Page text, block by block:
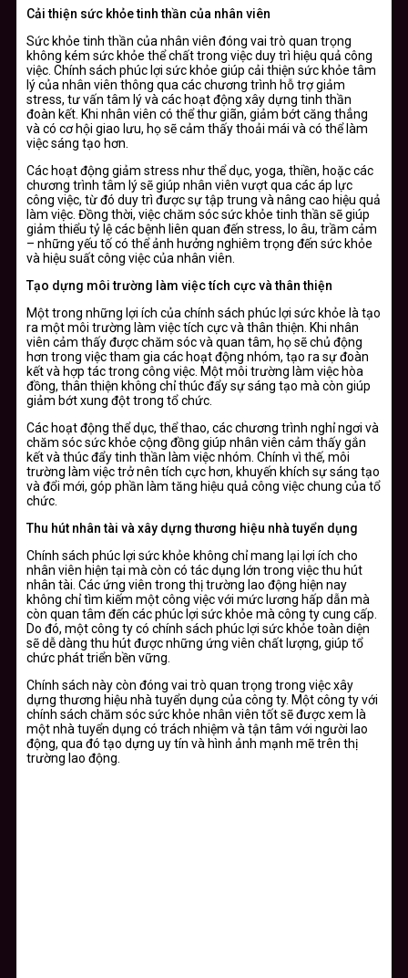
Cải thiện sức khỏe tinh thần của nhân viên
Sức khỏe tinh thần của nhân viên đóng vai trò quan trọng
không kém sức khỏe thể chất trong việc duy trì hiệu quả công
việc. Chính sách phúc lợi sức khỏe giúp cải thiện sức khỏe tâm
lý của nhân viên thông qua các chương trình hỗ trợ giảm
stress, tư vấn tâm lý và các hoạt động xây dựng tinh thần
đoàn kết. Khi nhân viên có thể thư giãn, giảm bớt căng thẳng
và có cơ hội giao lưu, họ sẽ cảm thấy thoải mái và có thể làm
việc sáng tạo hơn.
Các hoạt động giảm stress như thể dục, yoga, thiền, hoặc các
chương trình tâm lý sẽ giúp nhân viên vượt qua các áp lực
công việc, từ đó duy trì được sự tập trung và nâng cao hiệu quả
làm việc. Đồng thời, việc chăm sóc sức khỏe tinh thần sẽ giúp
giảm thiểu tỷ lệ các bệnh liên quan đến stress, lo âu, trầm cảm
– những yếu tố có thể ảnh hưởng nghiêm trọng đến sức khỏe
và hiệu suất công việc của nhân viên.
Tạo dựng môi trường làm việc tích cực và thân thiện
Một trong những lợi ích của chính sách phúc lợi sức khỏe là tạo
ra một môi trường làm việc tích cực và thân thiện. Khi nhân
viên cảm thấy được chăm sóc và quan tâm, họ sẽ chủ động
hơn trong việc tham gia các hoạt động nhóm, tạo ra sự đoàn
kết và hợp tác trong công việc. Một môi trường làm việc hòa
đồng, thân thiện không chỉ thúc đẩy sự sáng tạo mà còn giúp
giảm bớt xung đột trong tổ chức.
Các hoạt động thể dục, thể thao, các chương trình nghỉ ngơi và
chăm sóc sức khỏe cộng đồng giúp nhân viên cảm thấy gắn
kết và thúc đẩy tinh thần làm việc nhóm. Chính vì thế, môi
trường làm việc trở nên tích cực hơn, khuyến khích sự sáng tạo
và đổi mới, góp phần làm tăng hiệu quả công việc chung của tổ
chức.
Thu hút nhân tài và xây dựng thương hiệu nhà tuyển dụng
Chính sách phúc lợi sức khỏe không chỉ mang lại lợi ích cho
nhân viên hiện tại mà còn có tác dụng lớn trong việc thu hút
nhân tài. Các ứng viên trong thị trường lao động hiện nay
không chỉ tìm kiếm một công việc với mức lương hấp dẫn mà
còn quan tâm đến các phúc lợi sức khỏe mà công ty cung cấp.
Do đó, một công ty có chính sách phúc lợi sức khỏe toàn diện
sẽ dễ dàng thu hút được những ứng viên chất lượng, giúp tổ
chức phát triển bền vững.
Chính sách này còn đóng vai trò quan trọng trong việc xây
dựng thương hiệu nhà tuyển dụng của công ty. Một công ty với
chính sách chăm sóc sức khỏe nhân viên tốt sẽ được xem là
một nhà tuyển dụng có trách nhiệm và tận tâm với người lao
động, qua đó tạo dựng uy tín và hình ảnh mạnh mẽ trên thị
trường lao động.